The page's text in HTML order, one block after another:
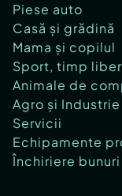
Piese auto
Casă și grădină
Mama și copilul
Sport, timp
Animale de
Agro și Industrie
Servicii
Echipamente
Închiriere